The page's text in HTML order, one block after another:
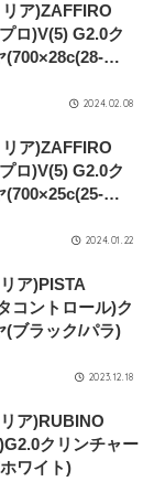
ア)ZAFFIRO
ロ)V(5) G2.0ク
(700×28c(28-
2024.02.08
ア)ZAFFIRO
ロ)V(5) G2.0ク
(700×25c(25-
2024.01.22
ア)PISTA
コントロール)ク
(ブラック/パラ)
2023.12.18
ア)RUBINO
クリンチャー
ワイト)